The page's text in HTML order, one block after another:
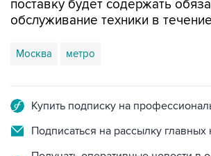
Москва метро
Подписаться на рассылку главных
Получать оперативные новости в